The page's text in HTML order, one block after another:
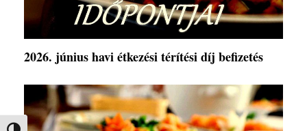
2026. június havi étkezési térítési díj befizetés